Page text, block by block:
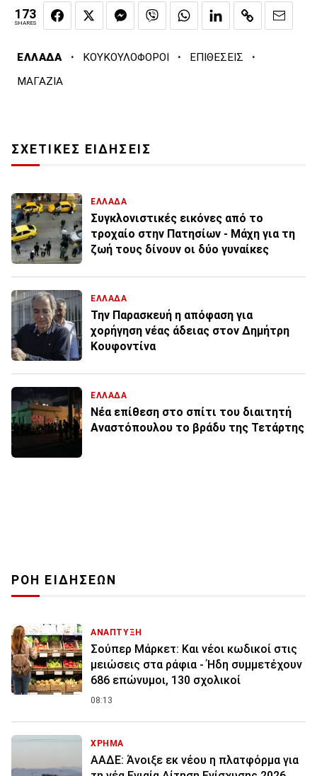
173
SHARES
ΕΛΛΑΔΑ · ΚΟΥΚΟΥΛΟΦΟΡΟΙ · ΕΠΙΘΕΣΕΙΣ ·
ΜΑΓΑΖΙΑ
ΣΧΕΤΙΚΕΣ ΕΙΔΗΣΕΙΣ
ΕΛΛΑΔΑ
Συγκλονιστικές εικόνες από το
τροχαίο στην Πατησίων - Μάχη για τη
ζωή τους δίνουν οι δύο γυναίκες
ΕΛΛΑΔΑ
Την Παρασκευή η απόφαση για
χορήγηση νέας άδειας στον Δημήτρη
Κουφοντίνα
ΕΛΛΑΔΑ
Νέα επίθεση στο σπίτι του διαιτητή
Αναστόπουλου το βράδυ της Τετάρτης
ΡΟΗ ΕΙΔΗΣΕΩΝ
ΑΝΑΠΤΥΞΗ
Σούπερ Μάρκετ: Και νέοι κωδικοί στις
μειώσεις στα ράφια - Ήδη συμμετέχουν
686 επώνυμοι, 130 σχολικοί
08:13
ΧΡΗΜΑ
ΑΑΔΕ: Άνοιξε εκ νέου η πλατφόρμα για